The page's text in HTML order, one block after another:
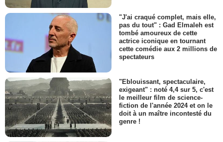
"J'ai craqué complet, mais elle,
pas du tout" : Gad Elmaleh est
tombé amoureux de cette
actrice iconique en tournant
cette comédie aux 2 millions de
spectateurs
"Eblouissant, spectaculaire,
exigeant" : noté 4,4 sur 5, c'est
le meilleur film de science-
fiction de l'année 2024 et on le
doit à un maître incontesté du
genre !